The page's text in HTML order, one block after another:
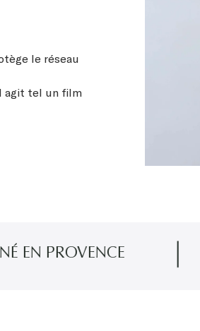
le réseau
agit tel un film
PROVENCE